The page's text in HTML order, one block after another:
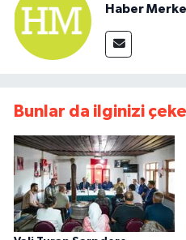
Haber
Bunlar da ilginizi